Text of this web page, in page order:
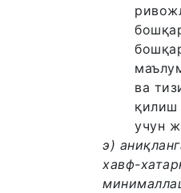
ва
қилиш
учун
э)
хавф-